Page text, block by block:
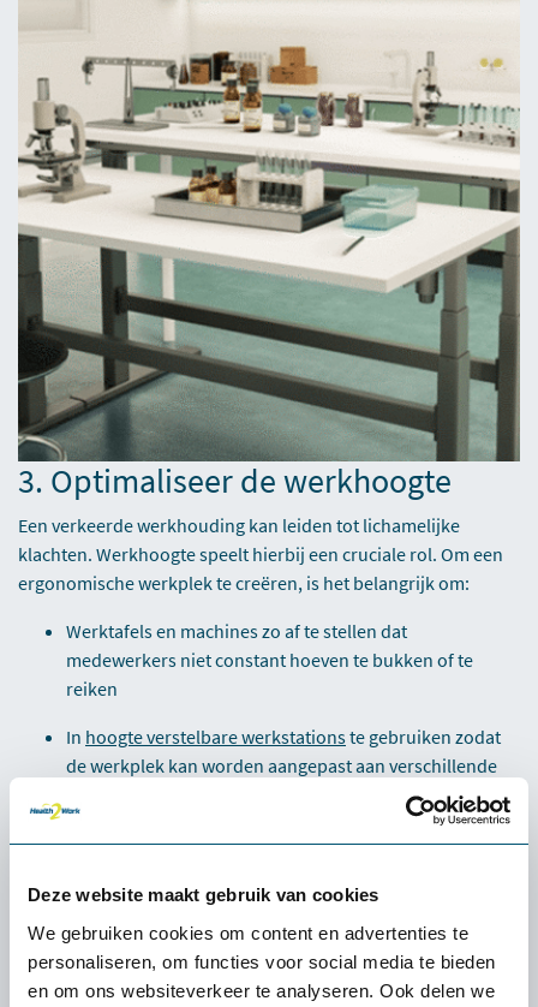
Deze website maakt gebruik van cookies
We gebruiken cookies om content en advertenties te
personaliseren, om functies voor social media te bieden
en om ons websiteverkeer te analyseren. Ook delen we
3. Optimaliseer de werkhoogte
Een verkeerde werkhouding kan leiden tot lichamelijke
klachten. Werkhoogte speelt hierbij een cruciale rol. Om een
ergonomische werkplek te creëren, is het belangrijk om:
Werktafels en machines zo af te stellen dat
medewerkers niet constant hoeven te bukken of te
reiken
In hoogte verstelbare werkstationste gebruiken zodat
de werkplek kan worden aangepast aan verschillende
Hulpmiddelen zoals tilhulpen of schaarheftafels in te
brengen.
Door deze aanpassingen wordt onnodige fysieke belasting
voorkomen en blijven medewerkers langer fit en productief.